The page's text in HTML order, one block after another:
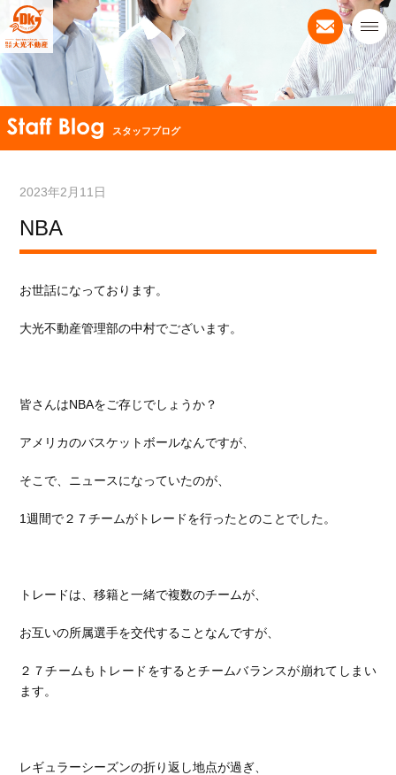
スタッフブログ
2023年2月11日
NBA
お世話になっております。
大光不動産管理部の中村でございます。
皆さんはNBAをご存じでしょうか？
アメリカのバスケットボールなんですが、
そこで、ニュースになっていたのが、
1週間で２７チームがトレードを行ったとのことでした。
トレードは、移籍と一緒で複数のチームが、
お互いの所属選手を交代することなんですが、
２７チームもトレードをするとチームバランスが崩れてしまい
ます。
レギュラーシーズンの折り返し地点が過ぎ、